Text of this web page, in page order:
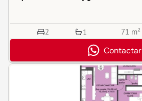
2 1 71 m²
Contactar